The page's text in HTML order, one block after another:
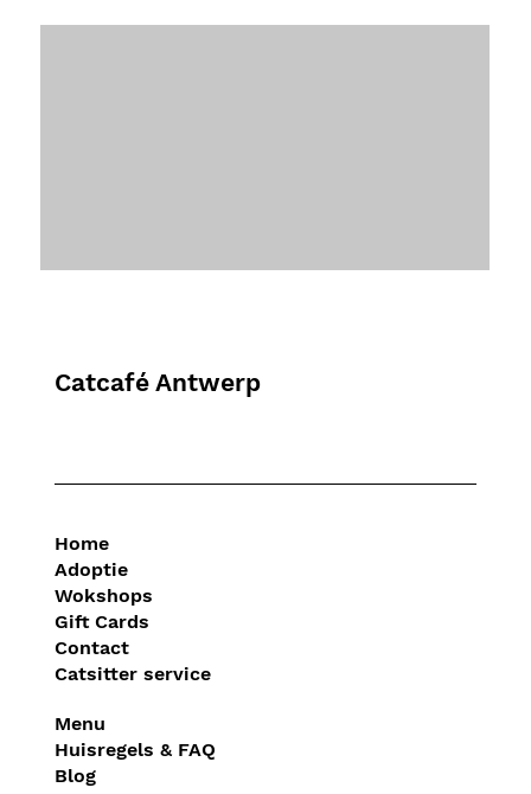
Catcafé Antwerp
Home
Adoptie
Wokshops
Gift Cards
Contact
Catsitter service
Menu
Huisregels & FAQ
Blog